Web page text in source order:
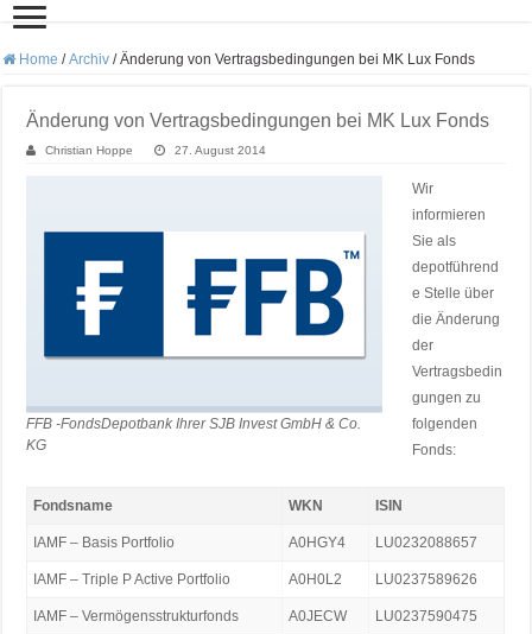
Home / Archiv / Änderung von Vertragsbedingungen bei MK Lux Fonds
Änderung von Vertragsbedingungen bei MK Lux Fonds
Christian Hoppe 27. August 2014
FFB -FondsDepotbank Ihrer SJB Invest GmbH & Co.
KG
Wir
informieren
Sie als
depotführend
e Stelle über
die Änderung
der
Vertragsbedin
gungen zu
folgenden
Fonds:
Fondsname WKN ISIN
IAMF – Basis Portfolio A0HGY4 LU0232088657
IAMF – Triple P Active Portfolio A0H0L2 LU0237589626
IAMF – Vermögensstrukturfonds A0JECW LU0237590475